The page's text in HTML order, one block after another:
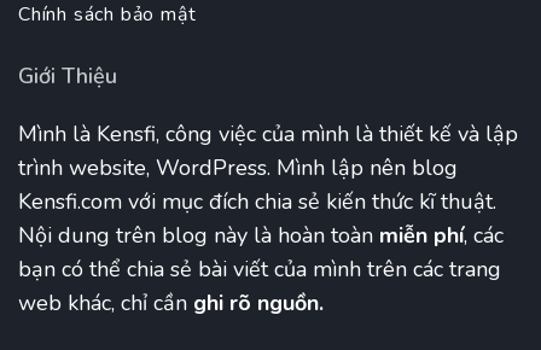
Chính sách bảo mật
Giới Thiệu
Mình là Kensfi, công việc của mình là thiết kế và lập
trình website, WordPress. Mình lập nên blog
Kensfi.com với mục đích chia sẻ kiến thức kĩ thuật.
Nội dung trên blog này là hoàn toàn miễn phí, các
bạn có thể chia sẻ bài viết của mình trên các trang
web khác, chỉ cần ghi rõ nguồn.